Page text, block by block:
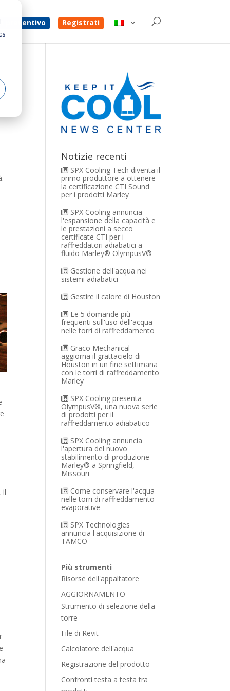
preventivo Registrati
il
Notizie recenti
SPX Cooling Tech diventa il
primo produttore a ottenere
la certificazione CTI Sound
per i prodotti Marley
SPX Cooling annuncia
l'espansione della capacità e
le prestazioni a secco
certificate CTI per i
raffreddatori adiabatici a
fluido Marley® OlympusV®
Gestione dell'acqua nei
sistemi adiabatici
Gestire il calore di Houston
Le 5 domande più
frequenti sull'uso dell'acqua
nelle torri di raffreddamento
Graco Mechanical
aggiorna il grattacielo di
Houston in un fine settimana
con le torri di raffreddamento
Marley
SPX Cooling presenta
OlympusV®, una nuova serie
di prodotti per il
raffreddamento adiabatico
SPX Cooling annuncia
l'apertura del nuovo
stabilimento di produzione
Marley® a Springfield,
Missouri
Come conservare l'acqua
nelle torri di raffreddamento
evaporative
SPX Technologies
annuncia l'acquisizione di
TAMCO
Più strumenti
Risorse dell'appaltatore
AGGIORNAMENTO
Strumento di selezione della
torre
File di Revit
Calcolatore dell'acqua
Registrazione del prodotto
Confronti testa a testa tra